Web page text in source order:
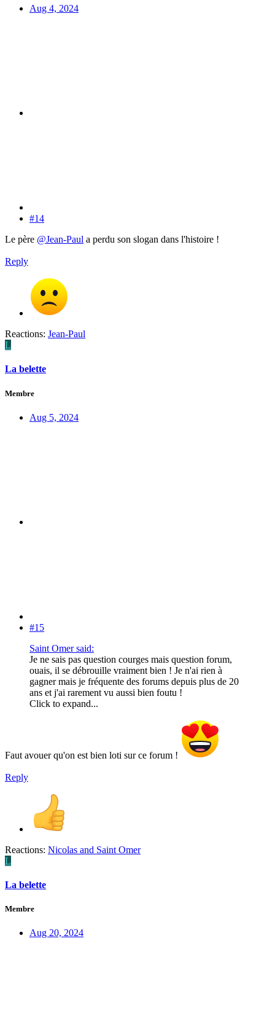
Aug 4, 2024
#14
Le père @Jean-Paul a perdu son slogan dans l'histoire !
Reply
Reactions: Jean-Paul
L
La belette
Membre
Aug 5, 2024
#15
Saint Omer said:
Je ne sais pas question courges mais question forum,
ouais, il se débrouille vraiment bien ! Je n'ai rien à
gagner mais je fréquente des forums depuis plus de 20
ans et j'ai rarement vu aussi bien foutu !
Click to expand...
Faut avouer qu'on est bien loti sur ce forum !
Reply
Reactions: Nicolas and Saint Omer
L
La belette
Membre
Aug 20, 2024